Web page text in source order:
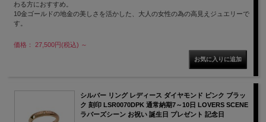
わる方におすすめ。
10金ゴールドの地金の美しさを活かした、大人の女性の為の高見えジュエリーで
す。
価格： 27,500円(税込) ～
シルバー リング レディース ダイヤモンド ピンク ブラッ
ク 刻印 LSR0070DPK 通常納期7～10日 LOVERS SCENE
ラバーズシーン お祝い 誕生日 プレゼント 記念日